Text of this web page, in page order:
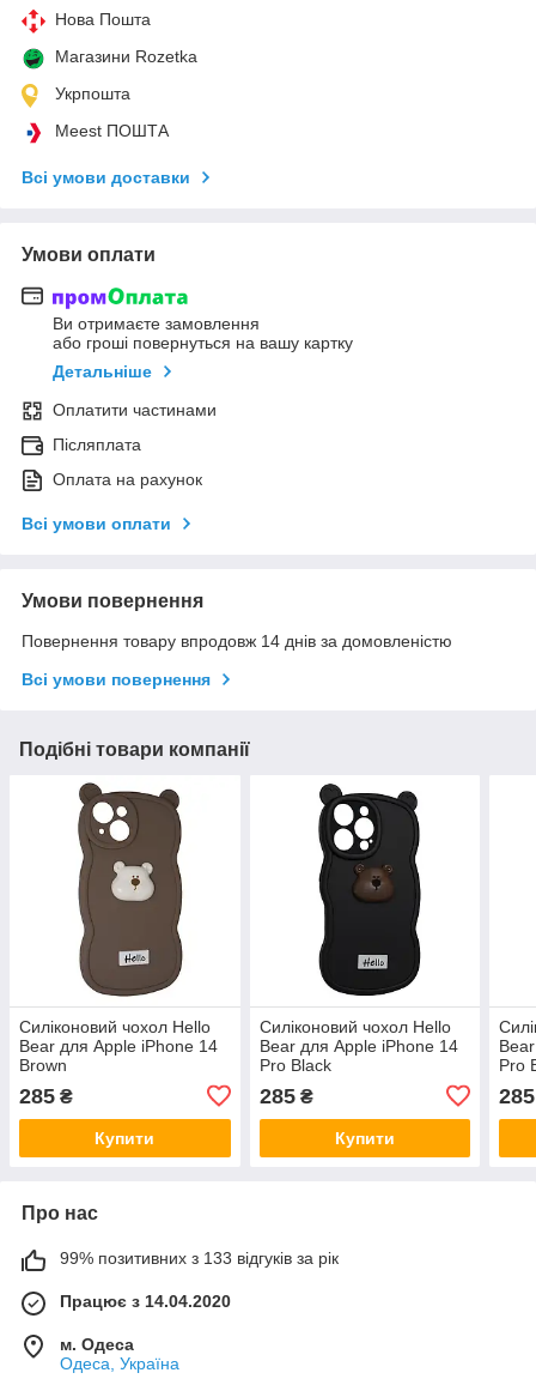
Нова Пошта
Магазини Rozetka
Укрпошта
Meest ПОШТА
Всі умови доставки
Умови оплати
Ви отримаєте замовлення
або гроші повернуться на вашу картку
Детальніше
Оплатити частинами
Післяплата
Оплата на рахунок
Всі умови оплати
Умови повернення
Повернення товару впродовж 14 днів за домовленістю
Всі умови повернення
Подібні товари компанії
Силіконовий чохол Hello
Bear для Apple iPhone 14
Brown
285 ₴
Купити
Силіконовий чохол Hello
Bear для Apple iPhone 14
Pro Black
285₴
Купити
Pro
285
Про нас
99% позитивних з 133 відгуків за рік
Працює з 14.04.2020
м. Одеса
Одеса, Україна